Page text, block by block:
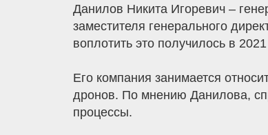
Данилов Никита Игоревич –
заместителя генерального
воплотить это получилось в 2021
Его компания занимается
дронов. По мнению Данилова,
процессы.